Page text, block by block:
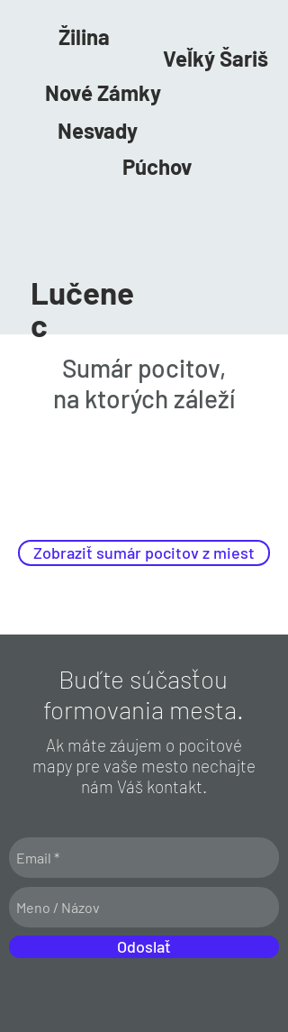
Žilina
Veľký Šariš
Nové Zámky
Nesvady
Púchov
Lučene
c
Sumár pocitov,
na ktorých záleží
Zobraziť sumár pocitov z miest
Buďte súčasťou
formovania mesta.
Ak máte záujem o pocitové
mapy pre vaše mesto nechajte
nám Váš kontakt.
Odoslať